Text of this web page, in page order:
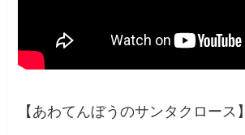
【あわてんぼうのサンタクロース】